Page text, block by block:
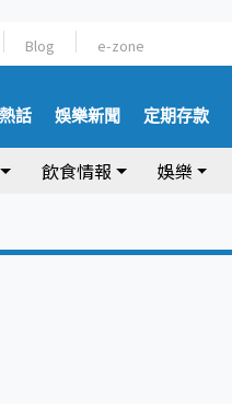
Blog e-zone
話 娛樂新聞 定期存款
飲食情報 娛樂